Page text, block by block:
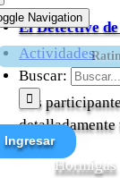
Navigation
Actividades
Buscar:
Ingresar
El Detective
Los
Hormigas